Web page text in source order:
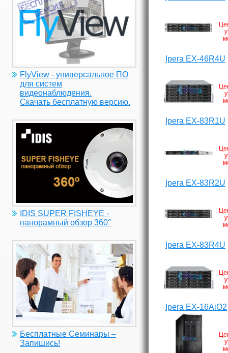
FlyView - универсальное ПО
для систем
видеонаблюдения.
Скачать бесплатную версию.
IDIS SUPER FISHEYE -
панорамный обзор 360°
Бесплатные Семинары –
Запишись!
Ipera EX-46R4U
Ipera EX-83R1U
Ipera EX-83R2U
Ipera EX-83R4U
Ipera EX-16AiO2